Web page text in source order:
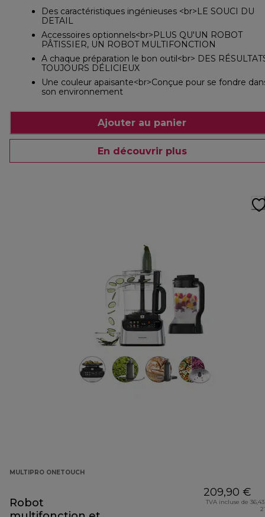
Des caractéristiques ingénieuses <br>LE SOUCI DU
DETAIL
Accessoires optionnels<br>PLUS QU'UN ROBOT
PÂTISSIER, UN ROBOT MULTIFONCTION
A chaque préparation le bon outil<br> DES
TOUJOURS DÉLICIEUX
Une couleur apaisante<br>Conçue pour se fondre
son environnement
Ajouter au panier
En découvrir plus
MULTIPRO ONETOUCH
Robot
209,90 €
TVA incluse de